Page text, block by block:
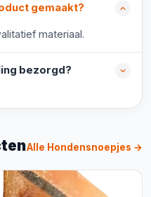
gemaakt?
materiaal.
bezorgd?
Alle Hondensnoepjes →